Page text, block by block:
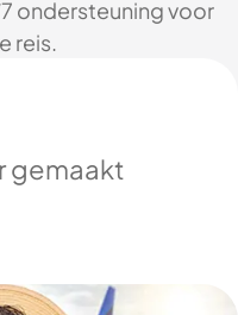
ondersteuning voor
reis.
gemaakt